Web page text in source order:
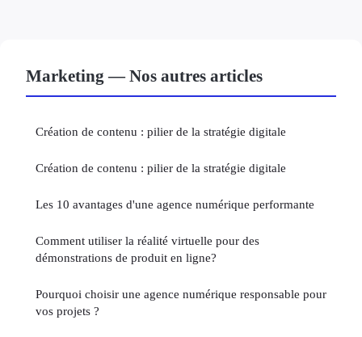
Marketing — Nos autres articles
Création de contenu : pilier de la stratégie digitale
Création de contenu : pilier de la stratégie digitale
Les 10 avantages d'une agence numérique performante
Comment utiliser la réalité virtuelle pour des
démonstrations de produit en ligne?
Pourquoi choisir une agence numérique responsable pour
vos projets ?